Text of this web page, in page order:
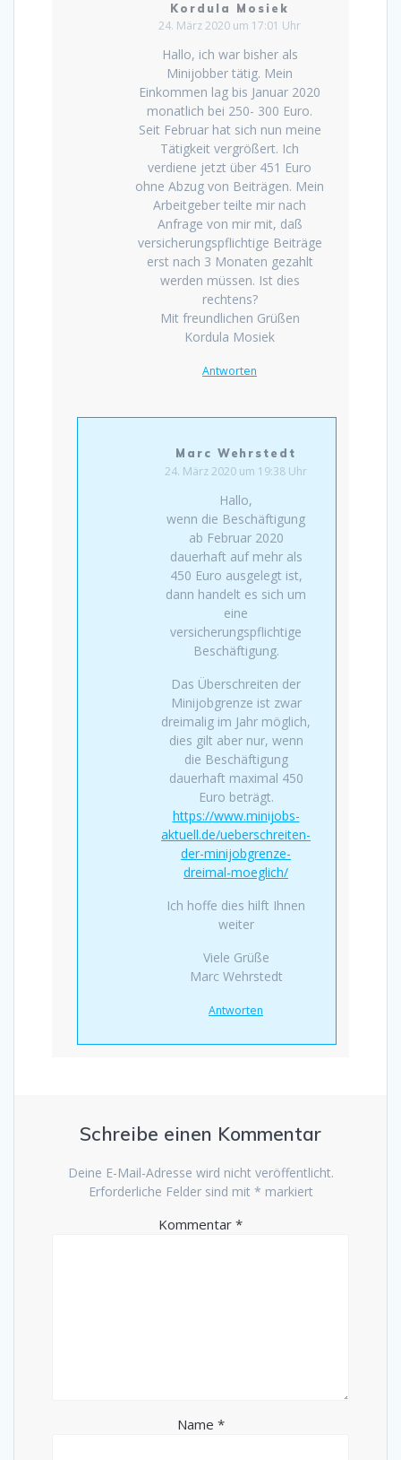
Kordula Mosiek
24. März 2020 um 17:01 Uhr
Hallo, ich war bisher als
Minijobber tätig. Mein
Einkommen lag bis Januar 2020
monatlich bei 250- 300 Euro.
Seit Februar hat sich nun meine
Tätigkeit vergrößert. Ich
verdiene jetzt über 451 Euro
ohne Abzug von Beiträgen. Mein
Arbeitgeber teilte mir nach
Anfrage von mir mit, daß
versicherungspflichtige Beiträge
erst nach 3 Monaten gezahlt
werden müssen. Ist dies
rechtens?
Mit freundlichen Grüßen
Kordula Mosiek
Antworten
Marc Wehrstedt
24. März 2020 um 19:38 Uhr
Hallo,
wenn die Beschäftigung
ab Februar 2020
dauerhaft auf mehr als
450 Euro ausgelegt ist,
dann handelt es sich um
eine
versicherungspflichtige
Beschäftigung.
Das Überschreiten der
Minijobgrenze ist zwar
dreimalig im Jahr möglich,
dies gilt aber nur, wenn
die Beschäftigung
dauerhaft maximal 450
Euro beträgt.
https://www.minijobs-
aktuell.de/ueberschreiten-
der-minijobgrenze-
dreimal-moeglich/
Ich hoffe dies hilft Ihnen
weiter
Viele Grüße
Marc Wehrstedt
Antworten
Schreibe einen Kommentar
Deine E-Mail-Adresse wird nicht veröffentlicht.
Erforderliche Felder sind mit * markiert
Kommentar *
Name *